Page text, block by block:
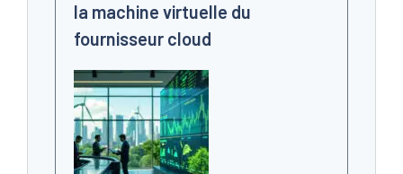
la machine virtuelle du
fournisseur cloud